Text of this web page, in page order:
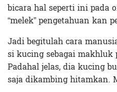
bicara hal seperti ini pada
“melek” pengetahuan kan
Jadi begitulah cara
si kucing sebagai makhluk
Padahal jelas, dia kucing
saja dikambing hitamkan.